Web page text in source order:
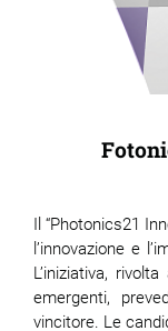
Il “Photonics21
l’innovazione e
L’iniziativa,
emergenti,
vincitore. Le